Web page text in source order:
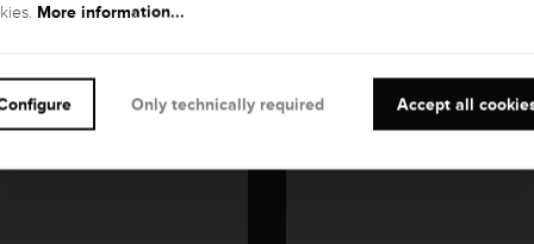
Diamond
More information...
Accept all
Only technically required